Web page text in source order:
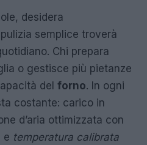
desidera
semplice troverà
Chi prepara
o gestisce più pietanze
del forno. In ogni
costante: carico in
d’aria ottimizzata con
e temperatura calibrata